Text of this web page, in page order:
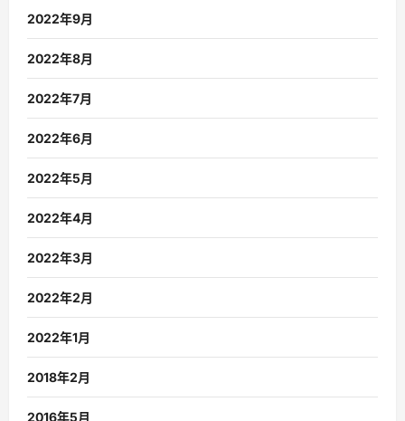
2022年9月
2022年8月
2022年7月
2022年6月
2022年5月
2022年4月
2022年3月
2022年2月
2022年1月
2018年2月
2016年5月